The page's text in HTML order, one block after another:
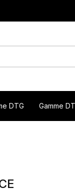
DTG Gamme